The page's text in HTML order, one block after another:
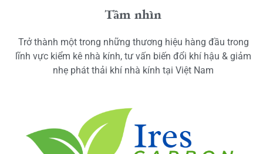
Tầm nhìn
Trở thành một trong những thương hiệu hàng đầu trong
lĩnh vực kiểm kê nhà kính, tư vấn biến đổi khí hậu & giảm
nhẹ phát thải khí nhà kính tại Việt Nam